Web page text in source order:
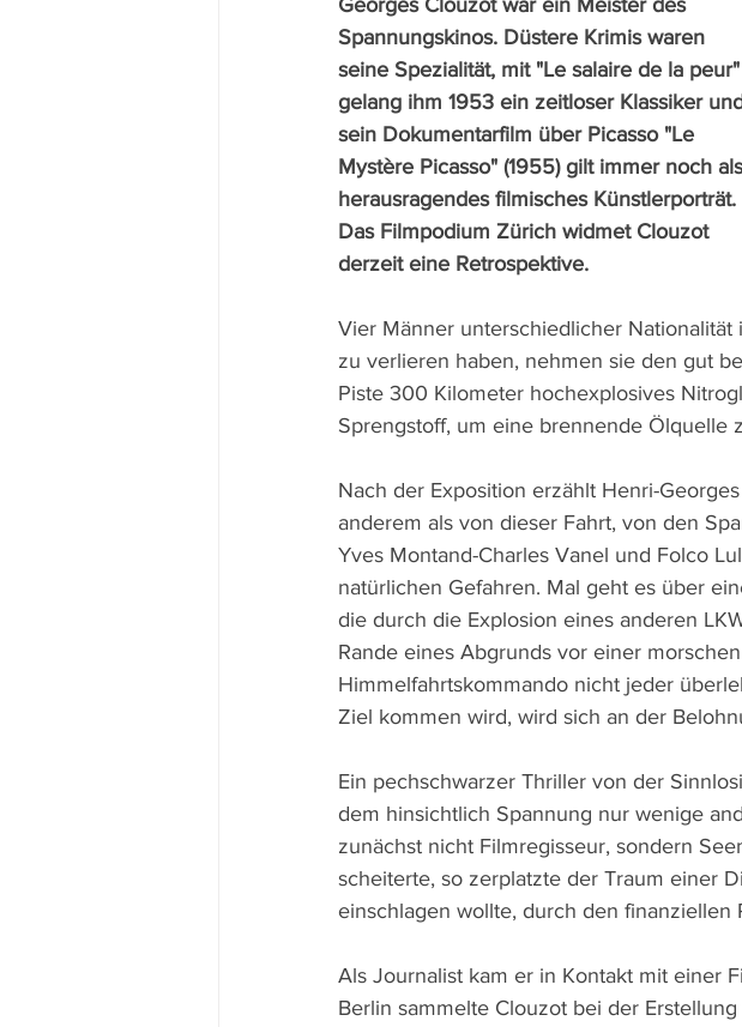
Georges Clouzot war ein Meister des
Spannungskinos. Düstere Krimis waren
seine Spezialität, mit "Le salaire de la peur"
gelang ihm 1953 ein zeitloser Klassiker
sein Dokumentarfilm über Picasso "Le
Mystère Picasso" (1955) gilt immer noch
herausragendes filmisches Künstlerporträt.
Das Filmpodium Zürich widmet Clouzot
derzeit eine Retrospektive.
Vier Männer unterschiedlicher
zu verlieren haben, nehmen sie den gut
Piste 300 Kilometer hochexplosives
Sprengstoff, um eine brennende Ölquelle
Nach der Exposition erzählt Henri-
anderem als von dieser Fahrt, von den
Yves Montand-Charles Vanel und Folco
natürlichen Gefahren. Mal geht es über
die durch die Explosion eines anderen
Rande eines Abgrunds vor einer
Himmelfahrtskommando nicht jeder
Ziel kommen wird, wird sich an der
Ein pechschwarzer Thriller von der
dem hinsichtlich Spannung nur wenige
zunächst nicht Filmregisseur, sondern
scheiterte, so zerplatzte der Traum einer
einschlagen wollte, durch den finanziellen
Als Journalist kam er in Kontakt mit einer
Berlin sammelte Clouzot bei der